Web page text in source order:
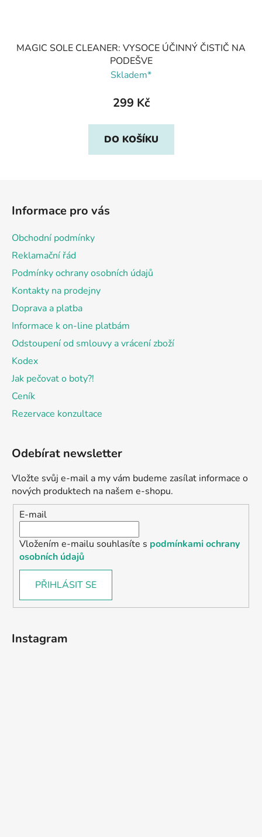
MAGIC SOLE CLEANER: VYSOCE ÚČINNÝ ČISTIČ NA
PODEŠVE
Skladem*
299 Kč
DO KOŠÍKU
Informace pro vás
Obchodní podmínky
Reklamační řád
Podmínky ochrany osobních údajů
Kontakty na prodejny
Doprava a platba
Informace k on-line platbám
Odstoupení od smlouvy a vrácení zboží
Kodex
Jak pečovat o boty?!
Ceník
Rezervace konzultace
Odebírat newsletter
Vložte svůj e-mail a my vám budeme zasílat informace o
nových produktech na našem e-shopu.
E-mail
Vložením e-mailu souhlasíte s podmínkami ochrany
osobních údajů
PŘIHLÁSIT SE
Instagram